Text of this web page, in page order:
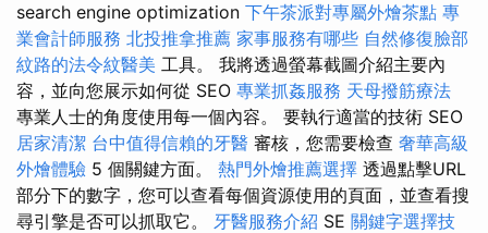
search engine optimization 下午茶派對專屬外燴茶點 專
業會計師服務 北投推拿推薦 家事服務有哪些 自然修復臉部
紋路的法令紋醫美 工具。 我將透過螢幕截圖介紹主要內
容，並向您展示如何從 SEO 專業抓姦服務 天母撥筋療法
專業人士的角度使用每一個內容。 要執行適當的技術 SEO
居家清潔 台中值得信賴的牙醫 審核，您需要檢查 奢華高級
外燴體驗 5 個關鍵方面。 熱門外燴推薦選擇 透過點擊URL
部分下的數字，您可以查看每個資源使用的頁面，並查看搜
尋引擎是否可以抓取它。 牙醫服務介紹 SE 關鍵字選擇技